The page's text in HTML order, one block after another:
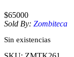
$65000
Sold By: Zombiteca
Sin existencias